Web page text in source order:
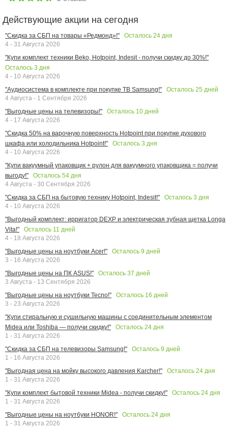
Действующие акции на сегодня
"Скидка за СБП на товары «Редмонд»!" Осталось 24 дня
4 - 31 Августа 2026
"Купи комплект техники Beko, Hotpoint, Indesit - получи скидку до 30%!"
Осталось 3 дня
4 - 10 Августа 2026
"Аудиосистема в комплекте при покупке ТВ Samsung!"
Осталось 25 дней
4 Августа - 1 Сентября 2026
"Выгодные цены на телевизоры!"
Осталось 10 дней
4 - 17 Августа 2026
"Скидка 50% на варочную поверхность Hotpoint при покупке духового
шкафа или холодильника Hotpoint!"
Осталось 3 дня
4 - 10 Августа 2026
"Купи вакуумный упаковщик + рулон для вакуумного упаковщика = получи
выгоду!"
Осталось 54 дня
4 Августа - 30 Сентября 2026
"Скидка за СБП на бытовую технику Hotpoint, Indesit!"
Осталось 3 дня
4 - 10 Августа 2026
"Выгодный комплект: ирригатор DEXP и электрическая зубная щетка Longa
Vita!"
Осталось 11 дней
4 - 18 Августа 2026
"Выгодные цены на ноутбуки Acer!"
Осталось 9 дней
3 - 16 Августа 2026
"Выгодные цены на ПК ASUS!"
Осталось 37 дней
3 Августа - 13 Сентября 2026
"Выгодные цены на ноутбуки Tecno!"
Осталось 16 дней
3 - 23 Августа 2026
"Купи стиральную и сушильную машины с соединительным элементом
Midea или Toshiba — получи скидку!"
Осталось 24 дня
1 - 31 Августа 2026
"Скидка за СБП на телевизоры Samsung!"
Осталось 9 дней
1 - 16 Августа 2026
"Выгодная цена на мойку высокого давления Karcher!"
Осталось 24 дня
1 - 31 Августа 2026
"Купи комплект бытовой техники Midea - получи скидку!"
Осталось 24 дня
1 - 31 Августа 2026
"Выгодные цены на ноутбуки HONOR!"
Осталось 24 дня
1 - 31 Августа 2026